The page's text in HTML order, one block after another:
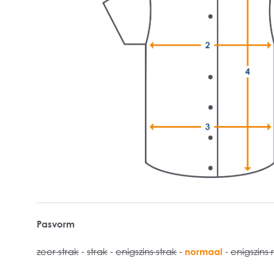
Pasvorm
zeer strak - strak - enigszins strak - normaal - enigszins